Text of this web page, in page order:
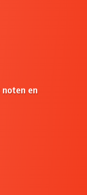
noten en